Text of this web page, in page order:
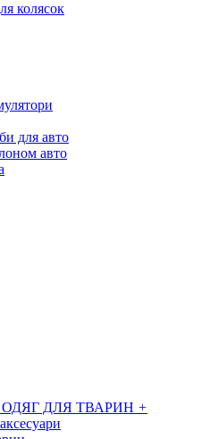
колясок
для авто
авто
ДЛЯ ТВАРИН +